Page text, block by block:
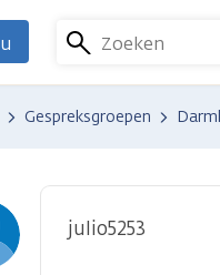
Zoeken
Gespreksgroepen
julio5253